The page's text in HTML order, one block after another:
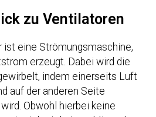
zu Ventilatoren
ist eine Strömungsmaschine,
erzeugt. Dabei wird die
indem einerseits Luft
auf der anderen Seite
Obwohl hierbei keine